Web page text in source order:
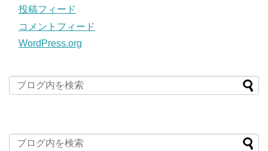
投稿フィード
コメントフィード
WordPress.org